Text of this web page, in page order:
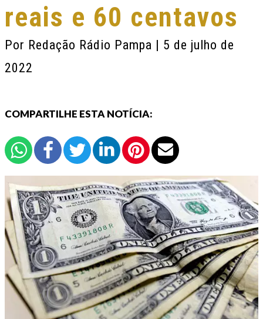
reais e 60 centavos
Por Redação Rádio Pampa | 5 de julho de
2022
COMPARTILHE ESTA NOTÍCIA: